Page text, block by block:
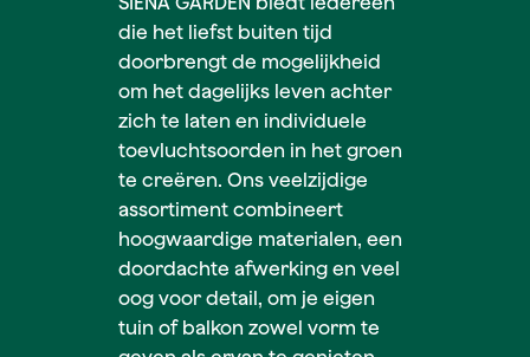
die het liefst buiten tijd
doorbrengt de mogelijkheid
om het dagelijks leven achter
zich te laten en individuele
toevluchtsoorden in het groen
te creëren. Ons veelzijdige
assortiment combineert
hoogwaardige materialen, een
doordachte afwerking en veel
oog voor detail, om je eigen
tuin of balkon zowel vorm te